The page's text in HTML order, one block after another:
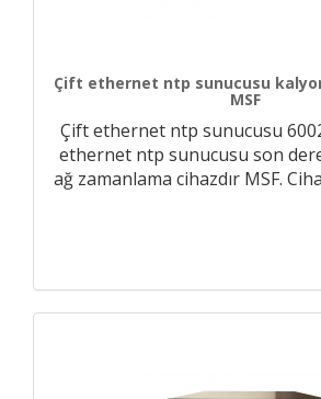
Çift ethernet ntp sunucusu
MSF
Çift ethernet ntp sunucusu
ethernet ntp sunucusu son
ağ zamanlama cihazdır MSF.